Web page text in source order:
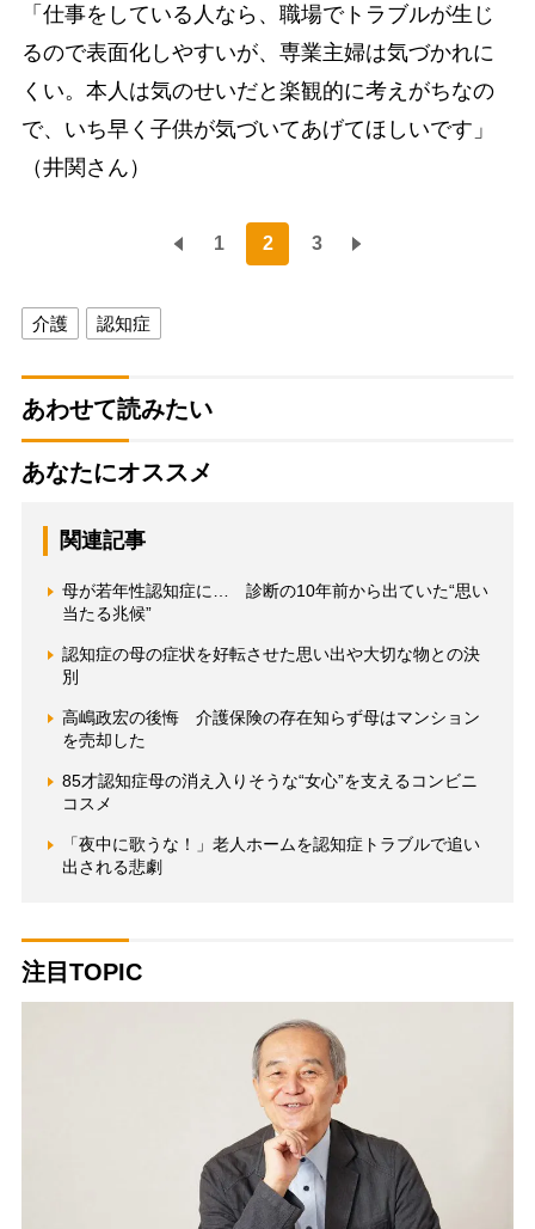
「仕事をしている人なら、職場でトラブルが生じ
るので表面化しやすいが、専業主婦は気づかれに
くい。本人は気のせいだと楽観的に考えがちなの
で、いち早く子供が気づいてあげてほしいです」
（井関さん）
1 2 3
介護 認知症
あわせて読みたい
あなたにオススメ
関連記事
母が若年性認知症に… 診断の10年前から出ていた“思い
当たる兆候”
認知症の母の症状を好転させた思い出や大切な物との決
別
高嶋政宏の後悔 介護保険の存在知らず母はマンション
を売却した
85才認知症母の消え入りそうな“女心”を支えるコンビニ
コスメ
「夜中に歌うな！」老人ホームを認知症トラブルで追い
出される悲劇
注目TOPIC